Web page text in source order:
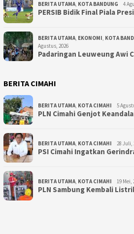
BERITA UTAMA, KOTA BANDUNG 4
PERSIB Bidik Final Piala
BERITA UTAMA, EKONOMI, KOTA
Agustus, 2026
Padaringan Leuweung Awi
BERITA CIMAHI
BERITA UTAMA, KOTA CIMAHI 5
PLN Cimahi Genjot
BERITA UTAMA, KOTA CIMAHI 28 Juli,
PSI Cimahi Ingatkan
BERITA UTAMA, KOTA CIMAHI 19 Mei,
PLN Sambung Kembali